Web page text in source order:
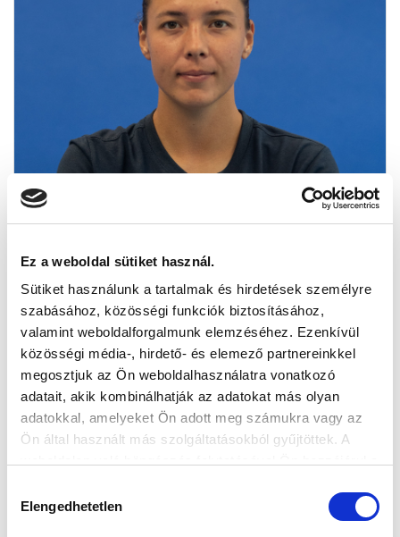
Ez a weboldal sütiket használ.
Sütiket használunk a tartalmak és hirdetések személyre
szabásához, közösségi funkciók biztosításához,
valamint weboldalforgalmunk elemzéséhez. Ezenkívül
közösségi média-, hirdető- és elemező partnereinkkel
megosztjuk az Ön weboldalhasználatra vonatkozó
adatait, akik kombinálhatják az adatokat más olyan
adatokkal, amelyeket Ön adott meg számukra vagy az
Ön által használt más szolgáltatásokból gyűjtöttek. A
kiválasztása
Elengedhetetlen
VIVIEN